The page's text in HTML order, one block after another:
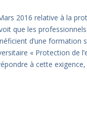
2016 relative à la
que les
d’une formation
« Protection de
à cette